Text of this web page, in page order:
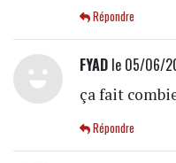
Répondre
FYADle 05/06/
ça fait
Répondre